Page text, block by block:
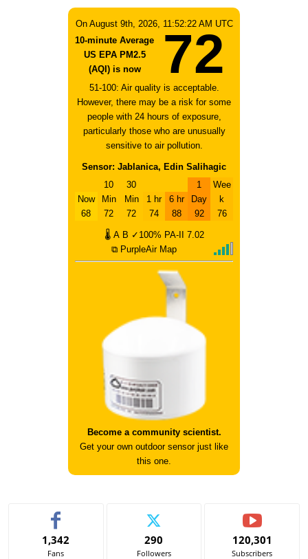
On August 9th, 2026, 11:52:22 AM UTC
10-minute Average
US EPA PM2.5
(AQI) is now
72
51-100: Air quality is acceptable.
However, there may be a risk for some
people with 24 hours of exposure,
particularly those who are unusually
sensitive to air pollution.
Sensor: Jablanica, Edin Salihagic
Now
68
10
Min
72
30
Min
72
1 hr
74
6 hr
88
1
Day
92
Wee
k
76
🌡 A B ✓100% PA-II 7.02
⧉ PurpleAir Map
Become a community scientist.
Get your own outdoor sensor just like
this one.
1,342
Fans
290
Followers
120,301
Subscribers